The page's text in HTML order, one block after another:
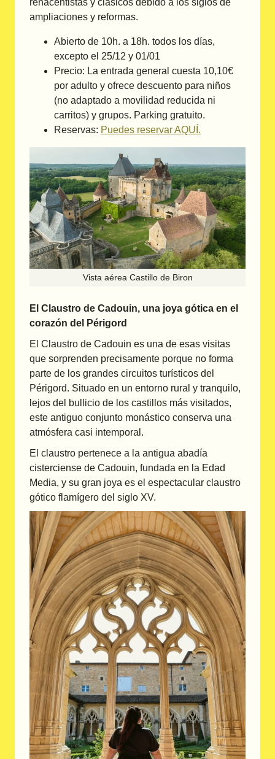
renacentistas y clásicos debido a los siglos de
ampliaciones y reformas.
Abierto de 10h. a 18h. todos los días,
excepto el 25/12 y 01/01
Precio: La entrada general cuesta 10,10€
por adulto y ofrece descuento para niños
(no adaptado a movilidad reducida ni
carritos) y grupos. Parking gratuito.
Reservas: Puedes reservar AQUÍ.
Vista aérea Castillo de Biron
El Claustro de Cadouin, una joya gótica en el
corazón del Périgord
El Claustro de Cadouin es una de esas visitas
que sorprenden precisamente porque no forma
parte de los grandes circuitos turísticos del
Périgord. Situado en un entorno rural y tranquilo,
lejos del bullicio de los castillos más visitados,
este antiguo conjunto monástico conserva una
atmósfera casi intemporal.
El claustro pertenece a la antigua abadía
cisterciense de Cadouin, fundada en la Edad
Media, y su gran joya es el espectacular claustro
gótico flamígero del siglo XV.